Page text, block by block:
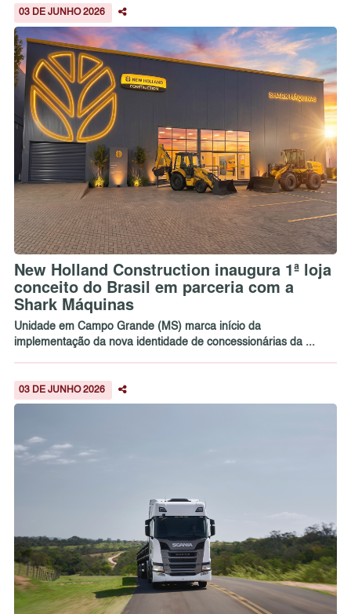
03 DE JUNHO 2026
New Holland Construction inaugura 1ª loja
conceito do Brasil em parceria com a
Shark Máquinas
Unidade em Campo Grande (MS) marca início da
implementação da nova identidade de concessionárias da ...
03 DE JUNHO 2026